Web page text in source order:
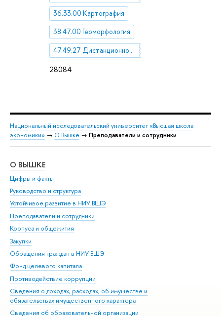
28084
36.33.00 Картография
38.47.00 Геоморфология
47.49.27 Дистанционное зондирование
Национальный исследовательский университет «Высшая школа
экономики» → О Вышке → Преподаватели и сотрудники
О ВЫШКЕ
Цифры и факты
Руководство и структура
Устойчивое развитие в НИУ ВШЭ
Преподаватели и сотрудники
Корпуса и общежития
Закупки
Обращения граждан в НИУ ВШЭ
Фонд целевого капитала
Противодействие коррупции
Сведения о доходах, расходах, об имуществе и
обязательствах имущественного характера
Сведения об образовательной организации